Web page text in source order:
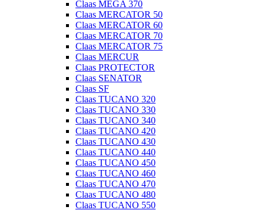
Claas MEGA 370
Claas MERCATOR 50
Claas MERCATOR 60
Claas MERCATOR 70
Claas MERCATOR 75
Claas MERCUR
Claas PROTECTOR
Claas SENATOR
Claas SF
Claas TUCANO 320
Claas TUCANO 330
Claas TUCANO 340
Claas TUCANO 420
Claas TUCANO 430
Claas TUCANO 440
Claas TUCANO 450
Claas TUCANO 460
Claas TUCANO 470
Claas TUCANO 480
Claas TUCANO 550